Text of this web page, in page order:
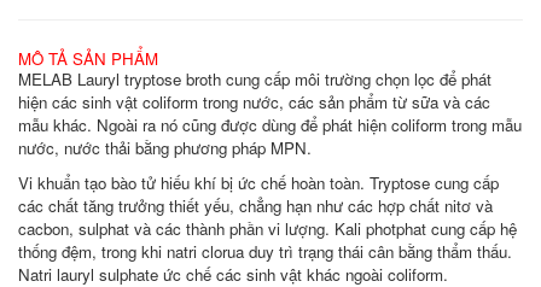
MÔ TẢ SẢN PHẨM
MELAB Lauryl tryptose broth cung cấp môi trường chọn lọc để phát
hiện các sinh vật coliform trong nước, các sản phẩm từ sữa và các
mẫu khác. Ngoài ra nó cũng được dùng để phát hiện coliform trong mẫu
nước, nước thải bằng phương pháp MPN.
Vi khuẩn tạo bào tử hiếu khí bị ức chế hoàn toàn. Tryptose cung cấp
các chất tăng trưởng thiết yếu, chẳng hạn như các hợp chất nitơ và
cacbon, sulphat và các thành phần vi lượng. Kali photphat cung cấp hệ
thống đệm, trong khi natri clorua duy trì trạng thái cân bằng thẩm thấu.
Natri lauryl sulphate ức chế các sinh vật khác ngoài coliform.